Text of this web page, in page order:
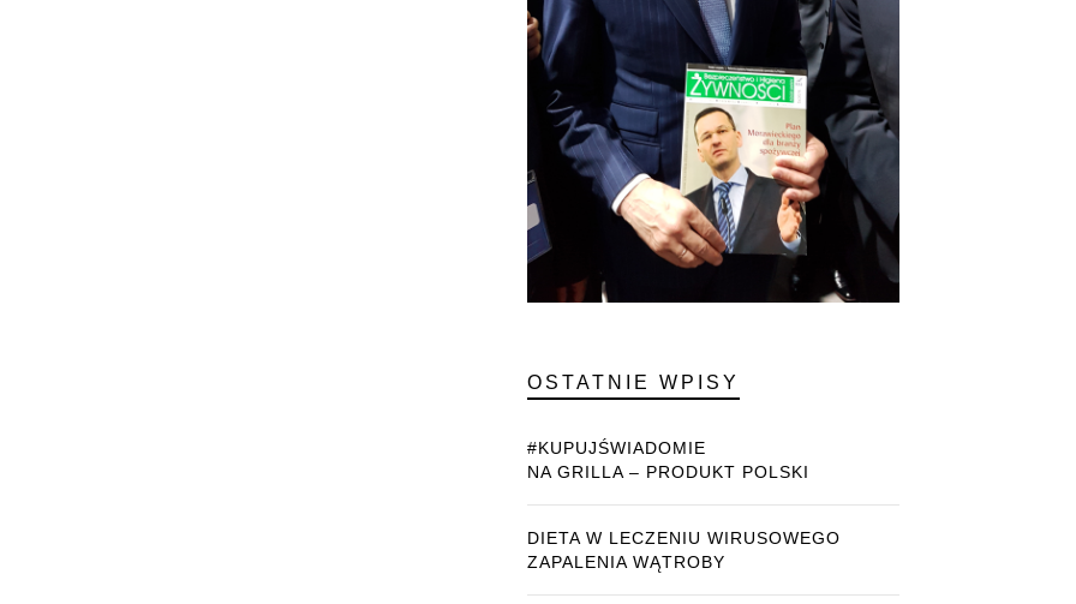
OSTATNIE WPISY
#KUPUJŚWIADOMIE
NA GRILLA – PRODUKT POLSKI
DIETA W LECZENIU WIRUSOWEGO
ZAPALENIA WĄTROBY